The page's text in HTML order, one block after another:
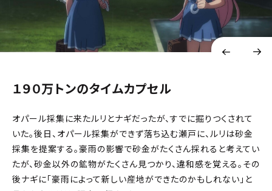
１９０万トンのタイムカプセル
オパール採集に来たルリとナギだったが、すでに掘りつくされて
いた。後日、オパール採集ができず落ち込む瀬戸に、ルリは砂金
採集を提案する。豪雨の影響で砂金がたくさん採れると考えてい
たが、砂金以外の鉱物がたくさん見つかり、違和感を覚える。その
後ナギに「豪雨によって新しい産地ができたのかもしれない」と